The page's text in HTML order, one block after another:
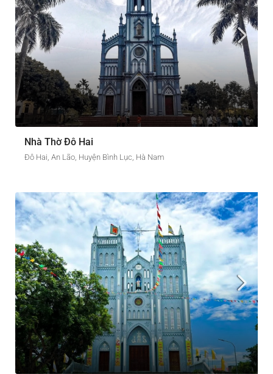
Nhà Thờ Đô Hai
Đô Hai, An Lão, Huyện Bình Lục, Hà Nam